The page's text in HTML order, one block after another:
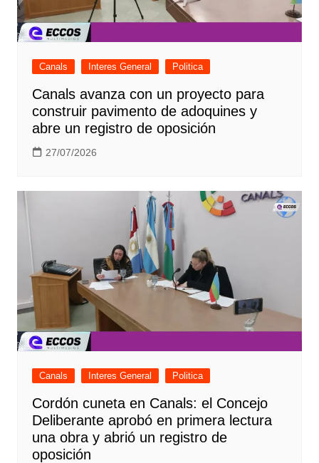
Canals Interes General Politica
Canals avanza con un proyecto para
construir pavimento de adoquines y
abre un registro de oposición
27/07/2026
Canals Interes General Politica
Cordón cuneta en Canals: el Concejo
Deliberante aprobó en primera lectura
una obra y abrió un registro de
oposición